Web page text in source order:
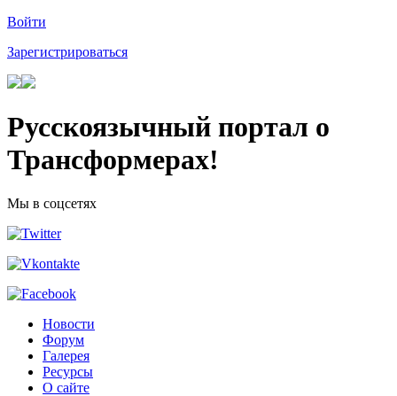
Войти
Зарегистрироваться
Русскоязычный портал о
Трансформерах!
Мы в соцсетях
Новости
Форум
Галерея
Ресурсы
О сайте